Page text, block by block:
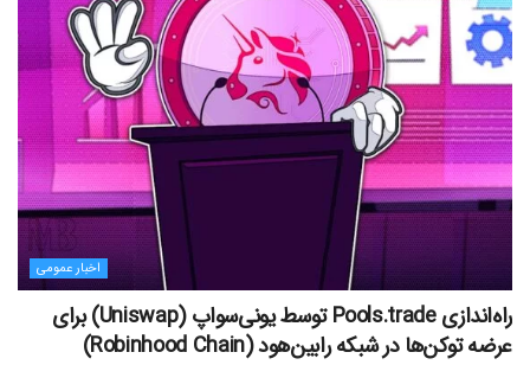
اخبار عمومی
راه‌اندازی Pools.trade توسط یونی‌سواپ (Uniswap) برای
عرضه توکن‌ها در شبکه رابین‌هود (Robinhood Chain)